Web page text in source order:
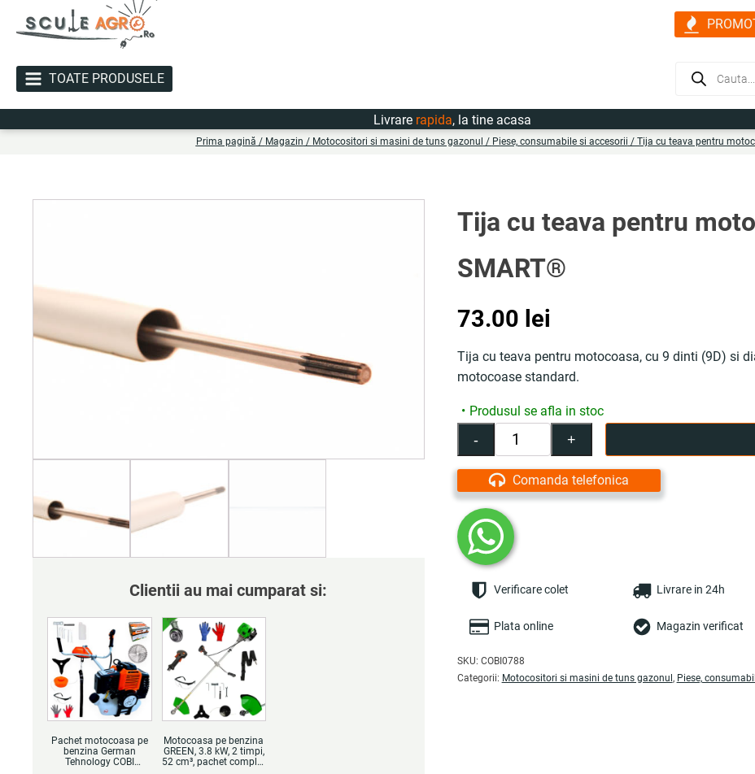
TOATE PRODUSELE
Products
Livrarerapida, la tine acasa
Prima pagină / Magazin / Motocositori si masini de tuns gazonul / Piese, consumabile si accesorii / Tija cu teava pentru
Clientii au mai cumparat si:
Pachet motocoasa pe
benzina German
Tehnology COBI
Motocoasa pe benzina
GREEN, 3.8 kW, 2 timpi,
52 cm³, pachet complet
Tija cu teava pentru
SMART®
73.00 lei
Tija cu teava pentru motocoasa, cu 9 dinti (9D) si
motocoase standard.
Produsul se afla in stoc
-
Cantitate
Tija
cu
teava
motocoasa,
9D,
26
-
SMART®
+
Comanda telefonica
Verificare colet Livrare in 24h
Plata online Magazin verificat
SKU: COBI0788
Categorii: Motocositori si masini de tuns gazonul , Piese,